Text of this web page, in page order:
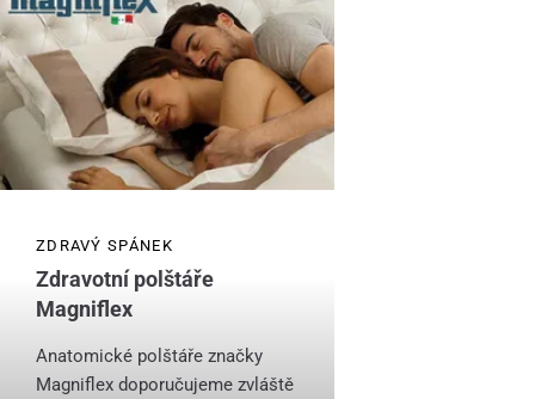
ZDRAVÝ SPÁNEK
Zdravotní polštáře
Magniflex
Anatomické polštáře značky
Magniflex doporučujeme zvláště